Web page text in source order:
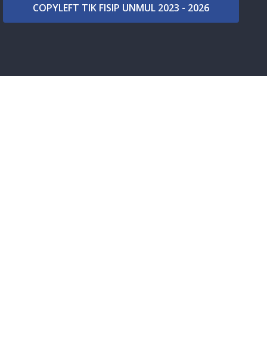
COPYLEFT TIK FISIP UNMUL 2023 - 2026